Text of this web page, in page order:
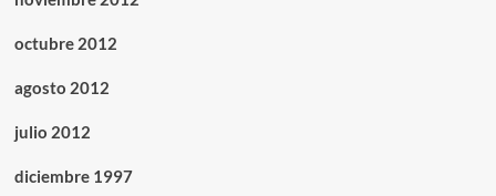
octubre 2012
agosto 2012
julio 2012
diciembre 1997